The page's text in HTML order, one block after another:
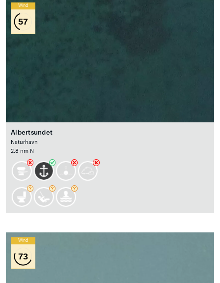
Wind
57
Albertsundet
Naturhavn
2.8 nm N
Wind
73